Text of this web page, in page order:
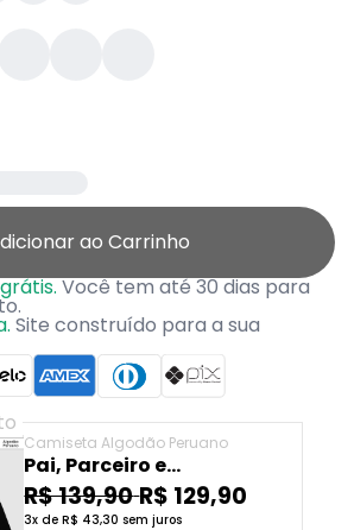
ao Carrinho
Você tem até 30 dias para
Site construído para a sua
Camiseta Algodão Peruano
Pai, Parceiro e
Engenheiro
R$ 139,90R$ 129,90
3x de R$ 43,30 sem juros